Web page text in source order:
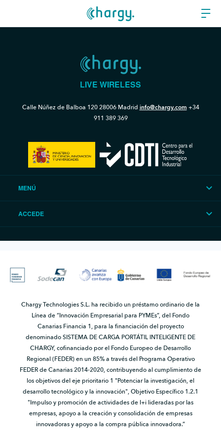
LIVE WIRELESS
Calle Núñez de Balboa 12028006 Madrid info@chargy.com +34
911 389 369
MENÚ
ACCEDE
Chargy Technologies S.L. ha recibido un préstamo ordinario de la
Línea de “Innovación Empresarial para PYMEs”, del Fondo
Canarias Financia 1, para la financiación del proyecto
denominado SISTEMA DE CARGA PORTÁTIL INTELIGENTE DE
CHARGY, cofinanciado por el Fondo Europeo de Desarrollo
Regional (FEDER) en un 85% a través del Programa Operativo
FEDER de Canarias 2014-2020, contribuyendo al cumplimiento de
los objetivos del eje prioritario 1 "Potenciar la investigación, el
desarrollo tecnológico y la innovación", Objetivo Específico 1.2.1
"Impulso y promoción de actividades de I+i lideradas por las
empresas, apoyo a la creación y consolidación de empresas
innovadoras y apoyo a la compra pública innovadora.”